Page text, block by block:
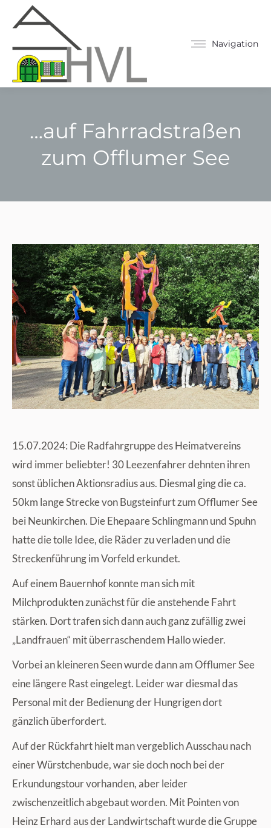
Navigation
…auf Fahrradstraßen
zum Offlumer See
15.07.2024: Die Radfahrgruppe des Heimatvereins
wird immer beliebter! 30 Leezenfahrer dehnten ihren
sonst üblichen Aktionsradius aus. Diesmal ging die ca.
50km lange Strecke von Bugsteinfurt zum Offlumer See
bei Neunkirchen. Die Ehepaare Schlingmann und Spuhn
hatte die tolle Idee, die Räder zu verladen und die
Streckenführung im Vorfeld erkundet.
Auf einem Bauernhof konnte man sich mit
Milchprodukten zunächst für die anstehende Fahrt
stärken. Dort trafen sich dann auch ganz zufällig zwei
„Landfrauen“ mit überraschendem Hallo wieder.
Vorbei an kleineren Seen wurde dann am Offlumer See
eine längere Rast eingelegt. Leider war diesmal das
Personal mit der Bedienung der Hungrigen dort
gänzlich überfordert.
Auf der Rückfahrt hielt man vergeblich Ausschau nach
einer Würstchenbude, war sie doch noch bei der
Erkundungstour vorhanden, aber leider
zwischenzeitlich abgebaut worden. Mit Pointen von
Heinz Erhard aus der Landwirtschaft wurde die Gruppe